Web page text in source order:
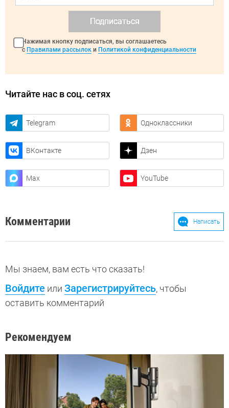
Подписаться
Нажимая кнопку подписаться, вы соглашаетесь
с Правилами рассылок и Политикой конфиденциальности
Читайте нас в соц. сетях
Telegram Одноклассники
ВКонтакте Дзен
Max YouTube
Комментарии Написать
Мы знаем, вам есть что сказать!
Войдите или Зарегистрируйтесь, чтобы
оставить комментарий
Рекомендуем